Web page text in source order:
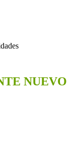
NUEVO